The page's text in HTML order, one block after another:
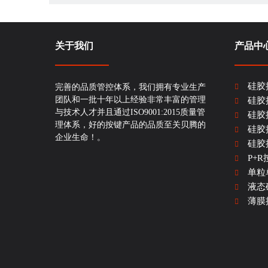
按键上有塑料按钮盖和盖子，旨在提高按键表面的耐磨，
塑胶通过注塑成型成为塑胶键帽，通过印刷或喷油、镭雕
即成为P+R按键，硅橡胶按键盖塑料按键，采用胶水粘接
塑料扣盖主要材料:PC，PMMA &亚克力，PVC, ABS,
3.二次成形模压图例(硅胶或者LSR +背光塑料二次成形模压)
关于我们
完善的品质管控体系，我们拥有专业生产
团队和一批十年以上经验非常丰富的管理
与技术人才并且通过ISO9001:2015质量管
理体系，好的按键产品的品质至关贝腾的
企业生命！。
产品中
硅胶
硅胶
硅胶
硅胶
硅胶
P+R
单粒
液态
薄膜